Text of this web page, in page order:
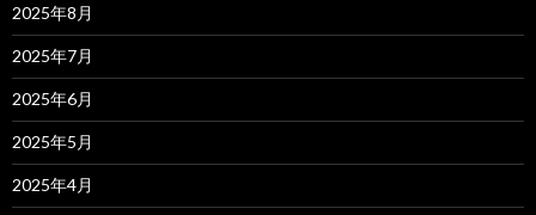
2025年8月
2025年7月
2025年6月
2025年5月
2025年4月